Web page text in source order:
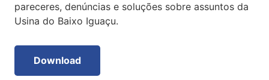
pareceres, denúncias e soluções sobre assuntos da
Usina do Baixo Iguaçu.
Download